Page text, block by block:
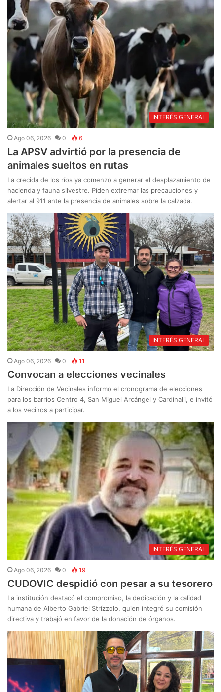
INTERÉS GENERAL
Ago 06, 2026 0 6
La APSV advirtió por la presencia de
animales sueltos en rutas
La crecida de los ríos ya comenzó a generar el desplazamiento de
hacienda y fauna silvestre. Piden extremar las precauciones y
alertar al 911 ante la presencia de animales sobre la calzada.
INTERÉS GENERAL
Ago 06, 2026 0 11
Convocan a elecciones vecinales
La Dirección de Vecinales informó el cronograma de elecciones
para los barrios Centro 4, San Miguel Arcángel y Cardinalli, e invitó
a los vecinos a participar.
INTERÉS GENERAL
Ago 06, 2026 0 19
CUDOVIC despidió con pesar a su tesorero
La institución destacó el compromiso, la dedicación y la calidad
humana de Alberto Gabriel Strízzolo, quien integró su comisión
directiva y trabajó en favor de la donación de órganos.